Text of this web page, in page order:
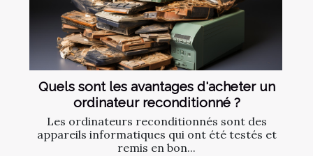
Quels sont les avantages d'acheter un
ordinateur reconditionné ?
Les ordinateurs reconditionnés sont des
appareils informatiques qui ont été testés et
remis en bon...